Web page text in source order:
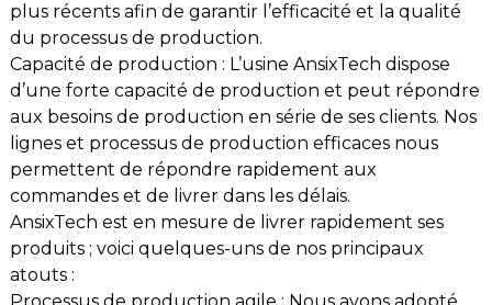
plus récents afin de garantir l’efficacité et la qualité
du processus de production.
Capacité de production : L’usine AnsixTech dispose
d’une forte capacité de production et peut répondre
aux besoins de production en série de ses clients. Nos
lignes et processus de production efficaces nous
permettent de répondre rapidement aux
commandes et de livrer dans les délais.
AnsixTech est en mesure de livrer rapidement ses
produits ; voici quelques-uns de nos principaux
atouts :